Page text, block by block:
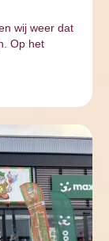
wij weer dat
Op het